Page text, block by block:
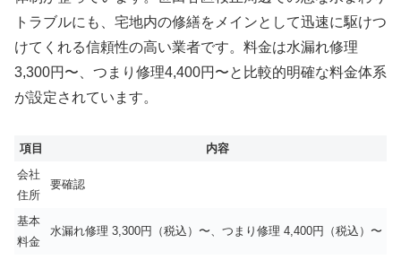
トラブルにも、宅地内の修繕をメインとして迅速に駆けつ
けてくれる信頼性の高い業者です。料金は水漏れ修理
3,300円〜、つまり修理4,400円〜と比較的明確な料金体系
が設定されています。
項目
内容
会社
住所
要確認
基本
料金
水漏れ修理 3,300円（税込）〜、つまり修理 4,400円（税込）〜